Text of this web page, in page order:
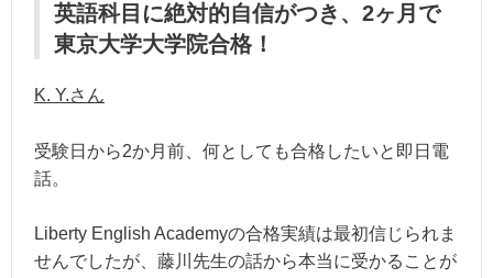
英語科目に絶対的自信がつき、2ヶ月で
東京大学大学院合格！
K. Y.さん
受験日から2か月前、何としても合格したいと即日電
話。
Liberty English Academyの合格実績は最初信じられま
せんでしたが、藤川先生の話から本当に受かることが